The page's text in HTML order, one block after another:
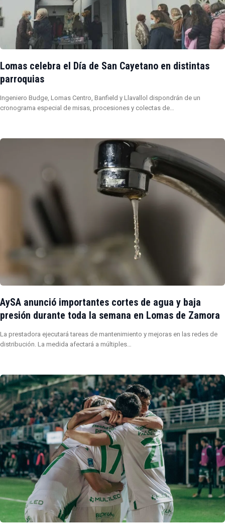
Lomas celebra el Día de San Cayetano en distintas
parroquias
Ingeniero Budge, Lomas Centro, Banfield y Llavallol dispondrán de un
cronograma especial de misas, procesiones y colectas de…
AySA anunció importantes cortes de agua y baja
presión durante toda la semana en Lomas de Zamora
La prestadora ejecutará tareas de mantenimiento y mejoras en las redes de
distribución. La medida afectará a múltiples…